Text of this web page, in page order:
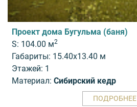
Проект дома Бугульма (баня)
S: 104.00 м2
Габариты: 15.40x13.40 м
Этажей: 1
Материал: Сибирский кедр
ПОДРОБНЕЕ